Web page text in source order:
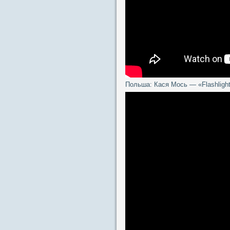
Польша: Кася Мось —